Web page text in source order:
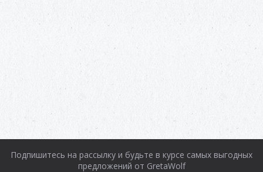
Подпишитесь на рассылку и будьте в курсе самых выгодных
предложений от GretaWolf